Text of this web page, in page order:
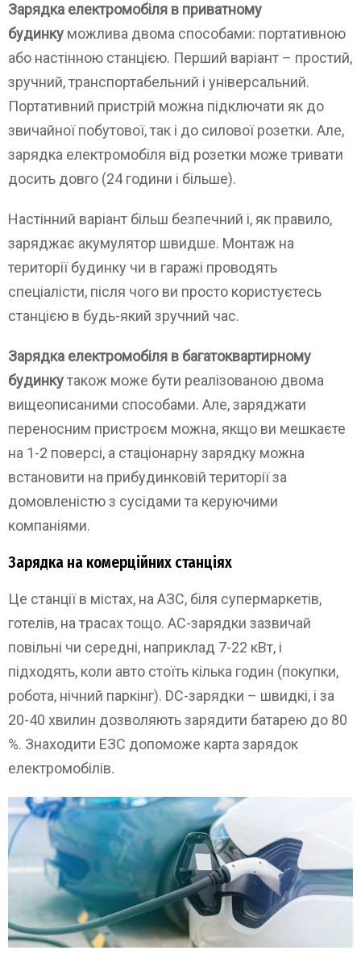
Зарядка електромобіля в приватному
будинку можлива двома способами: портативною
або настінною станцією. Перший варіант – простий,
зручний, транспортабельний і універсальний.
Портативний пристрій можна підключати як до
звичайної побутової, так і до силової розетки. Але,
зарядка електромобіля від розетки може тривати
досить довго (24 години і більше).
Настінний варіант більш безпечний і, як правило,
заряджає акумулятор швидше. Монтаж на
території будинку чи в гаражі проводять
спеціалісти, після чого ви просто користуєтесь
станцією в будь-який зручний час.
Зарядка електромобіля в багатоквартирному
будинкутакож може бути реалізованою двома
вищеописаними способами. Але, заряджати
переносним пристроєм можна, якщо ви мешкаєте
на 1-2 поверсі, а стаціонарну зарядку можна
встановити на прибудинковій території за
домовленістю з сусідами та керуючими
компаніями.
Зарядка на комерційних станціях
Це станції в містах, на АЗС, біля супермаркетів,
готелів, на трасах тощо. AC-зарядки зазвичай
повільні чи середні, наприклад 7-22 кВт, і
підходять, коли авто стоїть кілька годин (покупки,
робота, нічний паркінг). DC-зарядки – швидкі, і за
20-40 хвилин дозволяють зарядити батарею до 80
%. Знаходити ЕЗС допоможе карта зарядок
електромобілів.